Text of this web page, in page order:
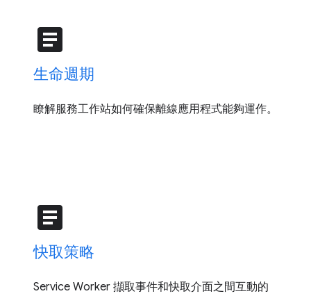
article
生命週期
瞭解服務工作站如何確保離線應用程式能夠運作。
article
快取策略
Service Worker 擷取事件和快取介面之間互動的